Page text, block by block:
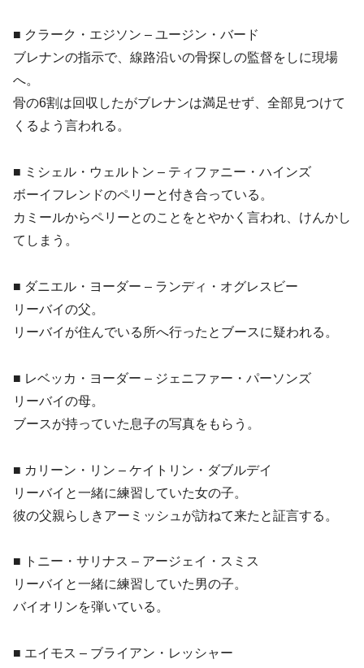
■ クラーク・エジソン – ユージン・バード
ブレナンの指示で、線路沿いの骨探しの監督をしに現場
へ。
骨の6割は回収したがブレナンは満足せず、全部見つけて
くるよう言われる。
■ ミシェル・ウェルトン – ティファニー・ハインズ
ボーイフレンドのペリーと付き合っている。
カミールからペリーとのことをとやかく言われ、けんかし
てしまう。
■ ダニエル・ヨーダー – ランディ・オグレスビー
リーバイの父。
リーバイが住んでいる所へ行ったとブースに疑われる。
■ レベッカ・ヨーダー – ジェニファー・パーソンズ
リーバイの母。
ブースが持っていた息子の写真をもらう。
■ カリーン・リン – ケイトリン・ダブルデイ
リーバイと一緒に練習していた女の子。
彼の父親らしきアーミッシュが訪ねて来たと証言する。
■ トニー・サリナス – アージェイ・スミス
リーバイと一緒に練習していた男の子。
バイオリンを弾いている。
■ エイモス – ブライアン・レッシャー